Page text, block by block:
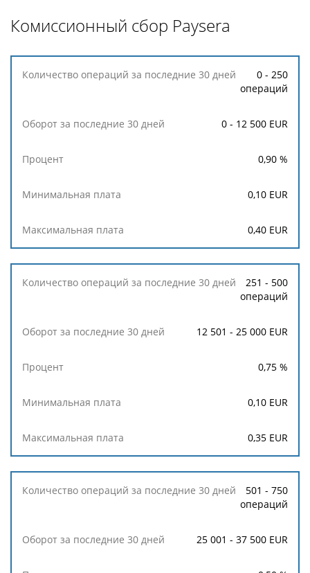
Комиссионный сбор Paysera
Количество
30
за
дней
Процент
плата
0 - 250
операций
0 - 12 500 EUR
0,90 %
0,10 EUR
0,40 EUR
251 - 500
операций
12 501 - 25 000 EUR
0,75 %
0,10 EUR
0,35 EUR
501 - 750
операций
25 001 - 37 500 EUR